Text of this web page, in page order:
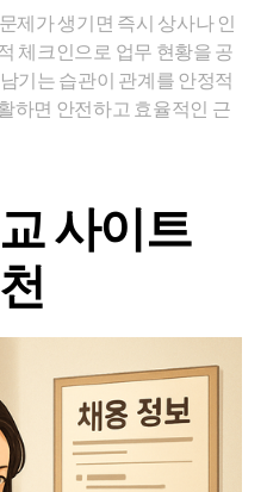
제가 생기면 즉시 상사나 인
체크인으로 업무 현황을 공
기는 습관이 관계를 안정적
하면 안전하고 효율적인 근
사이트